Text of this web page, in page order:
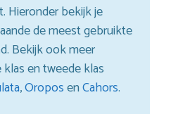
Hieronder bekijk je
de meest gebruikte
Bekijk ook meer
en tweede klas
,OroposenCahors.